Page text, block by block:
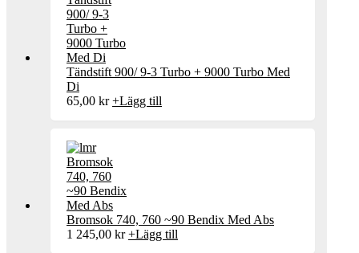
Tändstift 900/ 9-3 Turbo + 9000 Turbo Med
Di
65,00 kr +Lägg till
Bromsok 740, 760 ~90 Bendix Med Abs
1 245,00 kr +Lägg till